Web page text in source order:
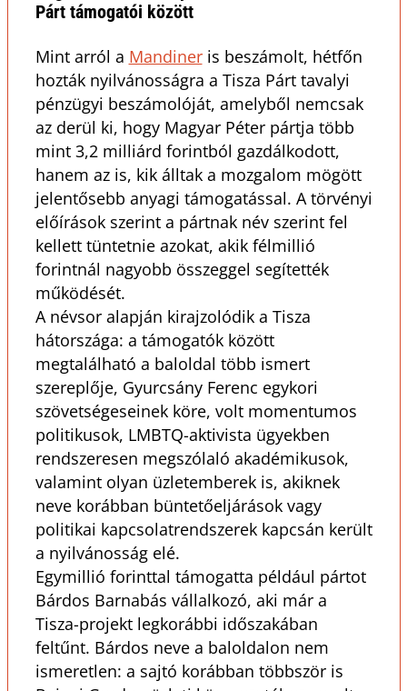
Párt támogatói között
Mint arról a Mandineris beszámolt, hétfőn
hozták nyilvánosságra a Tisza Párt tavalyi
pénzügyi beszámolóját, amelyből nemcsak
az derül ki, hogy Magyar Péter pártja több
mint 3,2 milliárd forintból gazdálkodott,
hanem az is, kik álltak a mozgalom mögött
jelentősebb anyagi támogatással. A törvényi
előírások szerint a pártnak név szerint fel
kellett tüntetnie azokat, akik félmillió
forintnál nagyobb összeggel segítették
működését.
A névsor alapján kirajzolódik a Tisza
hátországa: a támogatók között
megtalálható a baloldal több ismert
szereplője, Gyurcsány Ferenc egykori
szövetségeseinek köre, volt momentumos
politikusok, LMBTQ-aktivista ügyekben
rendszeresen megszólaló akadémikusok,
valamint olyan üzletemberek is, akiknek
neve korábban büntetőeljárások vagy
politikai kapcsolatrendszerek kapcsán került
a nyilvánosság elé.
Egymillió forinttal támogatta például pártot
Bárdos Barnabás vállalkozó, aki már a
Tisza-projekt legkorábbi időszakában
feltűnt. Bárdos neve a baloldalon nem
ismeretlen: a sajtó korábban többször is